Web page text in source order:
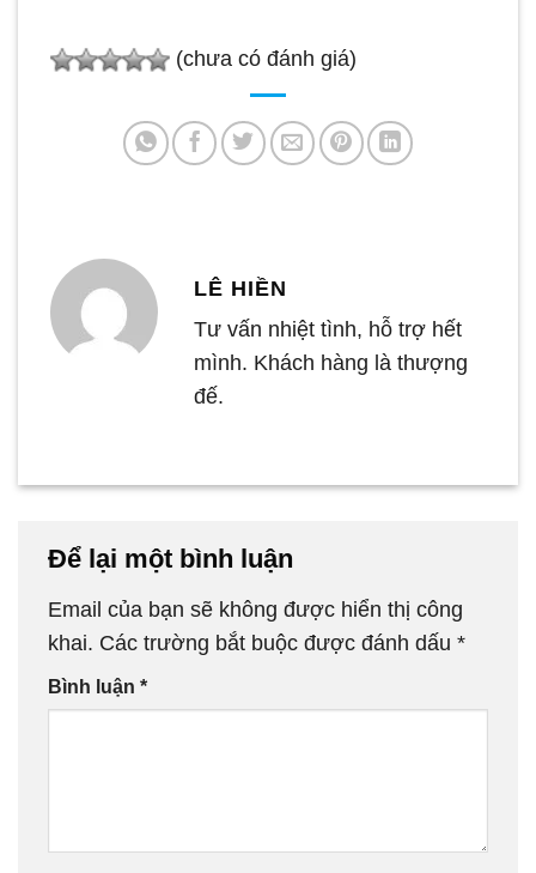
(chưa có đánh giá)
LÊ HIỀN
Tư vấn nhiệt tình, hỗ trợ hết
mình. Khách hàng là thượng
đế.
Để lại một bình luận
Email của bạn sẽ không được hiển thị công
khai. Các trường bắt buộc được đánh dấu *
Bình luận *